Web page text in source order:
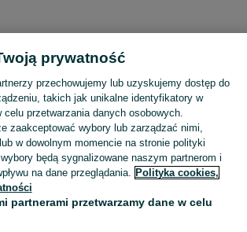
prywatność
przechowujemy lub uzyskujemy dostęp do
takich jak unikalne identyfikatory w
celu przetwarzania danych osobowych.
zaakceptować wybory lub zarządzać nimi,
w dowolnym momencie na stronie polityki
będą sygnalizowane naszym partnerom i
na dane przeglądania. Polityka cookies,
partnerami przetwarzamy dane w celu